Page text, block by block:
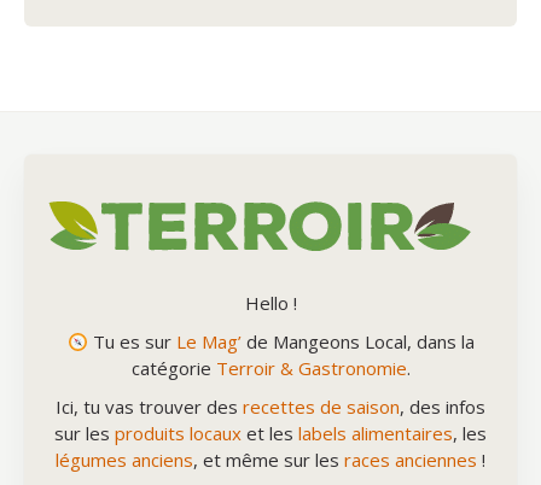
Hello !
Tu es sur Le Mag’de Mangeons Local, dans la
catégorie Terroir & Gastronomie.
Ici, tu vas trouver des recettes de saison, des infos
sur les produits locaux et les labels alimentaires, les
légumes anciens, et même sur les races anciennes !